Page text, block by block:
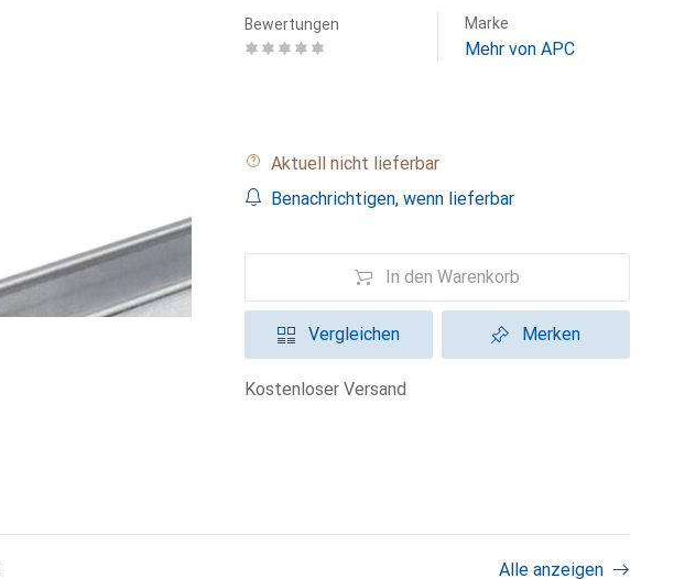
Bewertungen Marke
Mehr von APC
Aktuell nicht lieferbar
Benachrichtigen, wenn lieferbar
In den Warenkorb
Vergleichen Merken
kostenloser Versand
Alle anzeigen